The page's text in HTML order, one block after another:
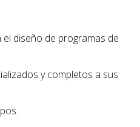
diseño de programas de
y completos a sus